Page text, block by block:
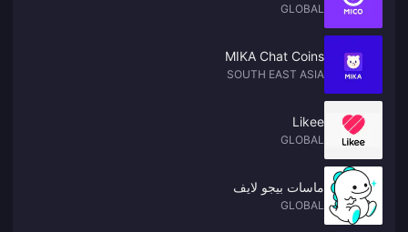
GLOBAL
MIKA Chat Coins
SOUTH EAST ASIA
Likee
GLOBAL
ماسات بيجو لايف
GLOBAL